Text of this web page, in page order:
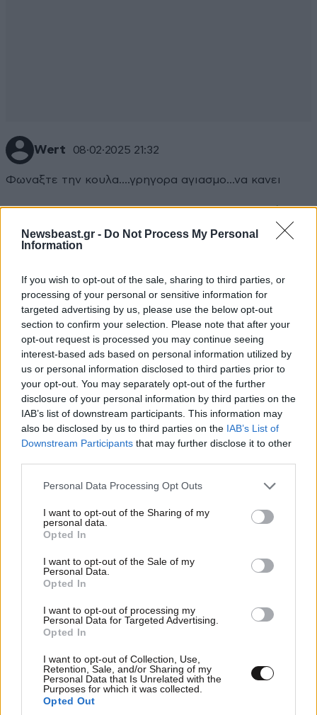
Newsbeast.gr - Do Not Process My Personal
Information
If you wish to opt-out of the sale, sharing to third parties, or
processing of your personal or sensitive information for
targeted advertising by us, please use the below opt-out
section to confirm your selection. Please note that after your
opt-out request is processed you may continue seeing
interest-based ads based on personal information utilized by
us or personal information disclosed to third parties prior to
your opt-out. You may separately opt-out of the further
disclosure of your personal information by third parties on the
IAB’s list of downstream participants. This information may
also be disclosed by us to third parties on the IAB’s List of
Downstream Participants that may further disclose it to other
Please note that this website/app uses one or more Google
not limited to your visit or usage behaviour. You may click to
grant or deny consent to Google and its third-party tags to
use your data for below specified purposes in below Google
consent section.
Personal Data Processing Opt Outs
I want to opt-out of the Sharing of my
personal data.
Opted In
I want to opt-out of the Sale of my
Personal Data.
Opted In
I want to opt-out of processing my
Personal Data for Targeted Advertising.
Opted In
I want to opt-out of Collection, Use,
Retention, Sale, and/or Sharing of my
Personal Data that Is Unrelated with the
Purposes for which it was collected.
Opted Out
Wert 08·02·2025 21:32
Φωναξτε την κουλα....γρηγορα αγιασμο...να κανει
Απαντήστε 0 0
TRENDING
LIFESTYLE08·08·2026 19:12
Εριέττα Κούρκουλου – Τα 33α γενέθλια και τα
ευτυχίας δεδομένη»